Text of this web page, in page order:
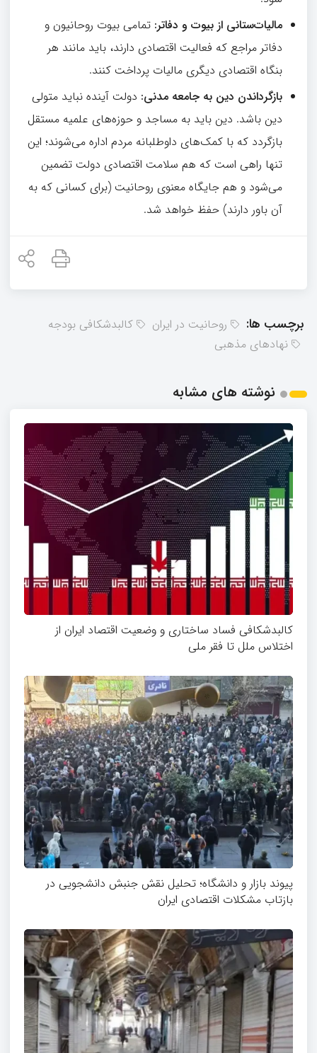
مالیات‌ستانی از بیوت و دفاتر: تمامی بیوت روحانیون و
دفاتر مراجع که فعالیت اقتصادی دارند، باید مانند هر
بنگاه اقتصادی دیگری مالیات پرداخت کنند.
بازگرداندن دین به جامعه مدنی: دولت آینده نباید متولی
دین باشد. دین باید به مساجد و حوزه‌های علمیه مستقل
بازگردد که با کمک‌های داوطلبانه مردم اداره می‌شوند؛ این
تنها راهی است که هم سلامت اقتصادی دولت تضمین
می‌شود و هم جایگاه معنوی روحانیت (برای کسانی که به
آن باور دارند) حفظ خواهد شد.
برچسب ها: روحانیت در ایران
کالبدشکافی بودجه
نهادهای مذهبی
نوشته های مشابه
کالبدشکافی فساد ساختاری و وضعیت اقتصاد ایران از
اختلاس ملل تا فقر ملی
پیوند بازار و دانشگاه؛ تحلیل نقش جنبش دانشجویی در
بازتاب مشکلات اقتصادی ایران